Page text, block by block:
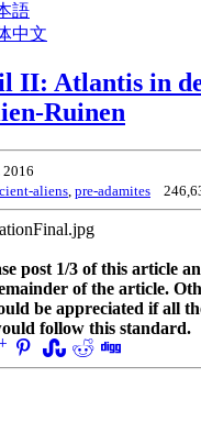
語
中文
II: Atlantis in
Ruinen
2016
aliens pre-adamites
post 1/3 of this article
of the article.
be appreciated if all
follow this standard.